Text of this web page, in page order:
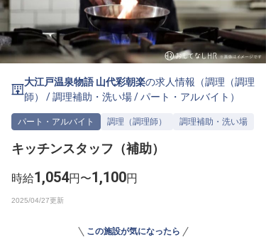
よくある質問
ホテル・宿泊業界情報コラム
無料 転職サポートに申し込む
採用をお考えの企業様へ
大江戸温泉物語 山代彩朝楽の求人情報（調理（調理
師）
/調理補助・洗い場/パート・アルバイト ）
パート・アルバイト 調理（調理師） 調理補助・洗い場
キッチンスタッフ（補助）
時給1,054円〜1,100円
この施設が気になったら